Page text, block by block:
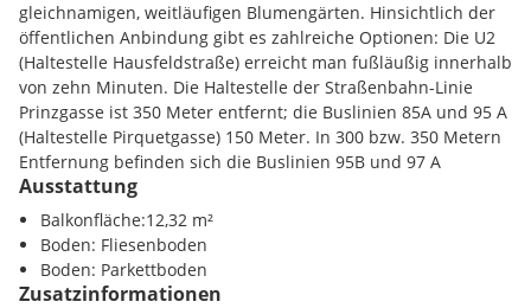
Die Fertigstellung des Projekts ist für Mai 2025 geplant. Dies
bedeutet, dass Sie schon bald in Ihre neue Traumwohnung
einziehen könnten.
Die Highlights nochmals kurz für Sie zusammengefasst:
gleichnamigen, weitläufigen Blumengärten. Hinsichtlich der
öffentlichen Anbindung gibt es zahlreiche Optionen: Die U2
(Haltestelle Hausfeldstraße) erreicht man fußläußig innerhalb
von zehn Minuten. Die Haltestelle der Straßenbahn-Linie
Prinzgasse ist 350 Meter entfernt; die Buslinien 85A und 95 A
(Haltestelle Pirquetgasse) 150 Meter. In 300 bzw. 350 Metern
Entfernung befinden sich die Buslinien 95B und 97 A
(Haltestelle Zanggasse). Und wer mag, ist innerhalb von 20
Minuten in der Wiener Innenstadt.
Region:Badeteich Hirschstetten
Ausstattung
Balkonfläche:12,32 m²
Boden: Fliesenboden
Boden: Parkettboden
Zusatzinformationen